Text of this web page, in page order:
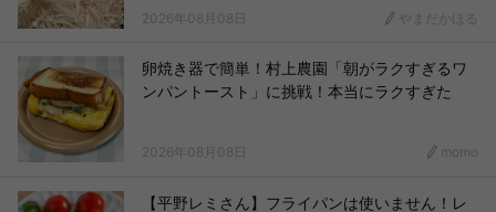
2026年08月08日 やまだかほる
卵焼き器で簡単！村上農園「朝がラクすぎるワ
ンパントースト」に挑戦！本当にラクすぎた
2026年08月08日 momo
【平野レミさん】フライパンは使いません！レ